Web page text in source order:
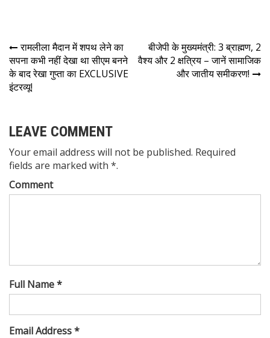
रामलीला मैदान में शपथ लेने का
सपना कभी नहीं देखा था सीएम बनने
के बाद रेखा गुप्ता का EXCLUSIVE
इंटरव्यू!
बीजेपी के मुख्यमंत्री: 3 ब्राह्मण, 2
वैश्य और 2 क्षत्रिय – जानें सामाजिक
और जातीय समीकरण!
LEAVE COMMENT
Your email address will not be published. Required
fields are marked with *.
Comment
Full Name *
Email Address *